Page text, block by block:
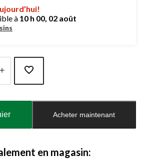
à 10 h 00, 02 août
Acheter maintenant
en magasin: